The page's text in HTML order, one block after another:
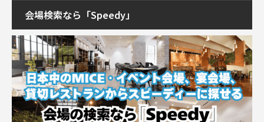
会場検索なら「Speedy」